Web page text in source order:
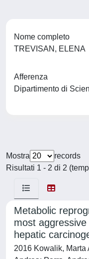
Nome completo
TREVISAN, ELENA
Afferenza
Dipartimento di
Mostra
records
Risultati 1 - 2 di 2
Metabolic
most
hepatic
2016 Kowalik, Marta